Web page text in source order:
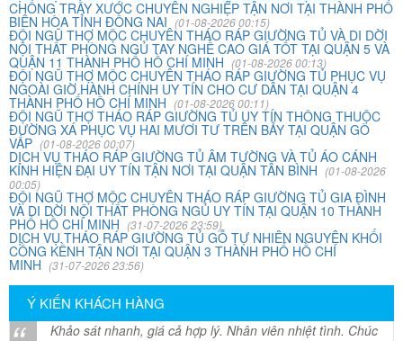
CHỐNG TRẦY XƯỚC CHUYÊN NGHIỆP TẬN NƠI TẠI THÀNH PHỐ
BIÊN HÒA TỈNH ĐỒNG NAI (01-08-2026 00:15)
ĐỘI NGŨ THỢ MỘC CHUYÊN THÁO RÁP GIƯỜNG TỦ VÀ DI DỜI
NỘI THẤT PHÒNG NGỦ TAY NGHỀ CAO GIÁ TỐT TẠI QUẬN 5 VÀ
QUẬN 11 THÀNH PHỐ HỒ CHÍ MINH (01-08-2026 00:13)
ĐỘI NGŨ THỢ MỘC CHUYÊN THÁO RÁP GIƯỜNG TỦ PHỤC VỤ
NGOÀI GIỜ HÀNH CHÍNH UY TÍN CHO CƯ DÂN TẠI QUẬN 4
THÀNH PHỐ HỒ CHÍ MINH (01-08-2026 00:11)
ĐỘI NGŨ THỢ THÁO RÁP GIƯỜNG TỦ UY TÍN THÔNG THUỘC
ĐƯỜNG XÁ PHỤC VỤ HAI MƯƠI TƯ TRÊN BẢY TẠI QUẬN GÒ
VẤP (01-08-2026 00:07)
DỊCH VỤ THÁO RÁP GIƯỜNG TỦ ÂM TƯỜNG VÀ TỦ ÁO CÁNH
KÍNH HIỆN ĐẠI UY TÍN TẬN NƠI TẠI QUẬN TÂN BÌNH (01-08-2026
00:05)
ĐỘI NGŨ THỢ MỘC CHUYÊN THÁO RÁP GIƯỜNG TỦ GIA ĐÌNH
VÀ DI DỜI NỘI THẤT PHÒNG NGỦ UY TÍN TẠI QUẬN 10 THÀNH
PHỐ HỒ CHÍ MINH (31-07-2026 23:59)
DỊCH VỤ THÁO RÁP GIƯỜNG TỦ GỖ TỰ NHIÊN NGUYÊN KHỐI
CỒNG KỀNH TẬN NƠI TẠI QUẬN 3 THÀNH PHỐ HỒ CHÍ
MINH (31-07-2026 23:56)
Ý KIẾN KHÁCH HÀNG
chúng công ty ngày càng phát triển và nâng cao chất
lượng dịch vụ
Mai Hương
Vĩnh Lộc A - Bình Chánh
Công ty Khôi Nguyên chuyển hàng của cô bao bọc đóng
gói rất cẩn thận. Cô rất hài lòng
Cô Loan
57 Tây Thạnh, Tân Phú
Khảo sát nhanh, giá cả hợp lý. Nhân viên nhiệt tình. Chúc
công ty ngày càng phát triển. Cảm ơn Khôi Nguyên